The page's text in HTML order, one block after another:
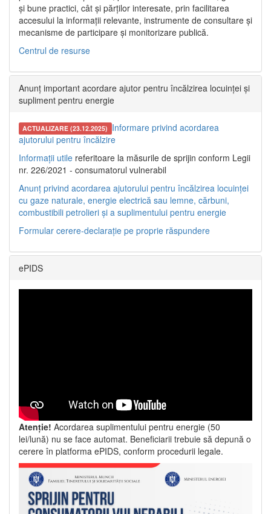
și bune practici, cât și părților interesate, prin facilitarea
accesului la informații relevante, instrumente de consultare și
mecanisme de participare și monitorizare publică.
Centrul de resurse
Anunț important acordare ajutor pentru încălzirea locuinței și
supliment pentru energie
ACTUALIZARE (23.12.2025) Informare privind acordarea
ajutorului pentru încălzire
Informații utile referitoare la măsurile de sprijin conform Legii
nr. 226/2021 - consumatorul vulnerabil
Anunț privind acordarea ajutorului pentru încălzirea locuinței
cu gaze naturale, energie electrică sau lemne, cărbuni,
combustibili petrolieri și a suplimentului pentru energie
Formular cerere-declarație pe proprie răspundere
ePIDS
Atenție! Acordarea suplimentului pentru energie (50
lei/lună) nu se face automat. Beneficiarii trebuie să depună o
cerere în platforma ePIDS, conform procedurii legale.